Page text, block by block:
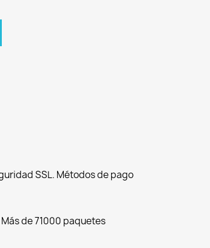
SSL. Métodos de pago
de 71000 paquetes